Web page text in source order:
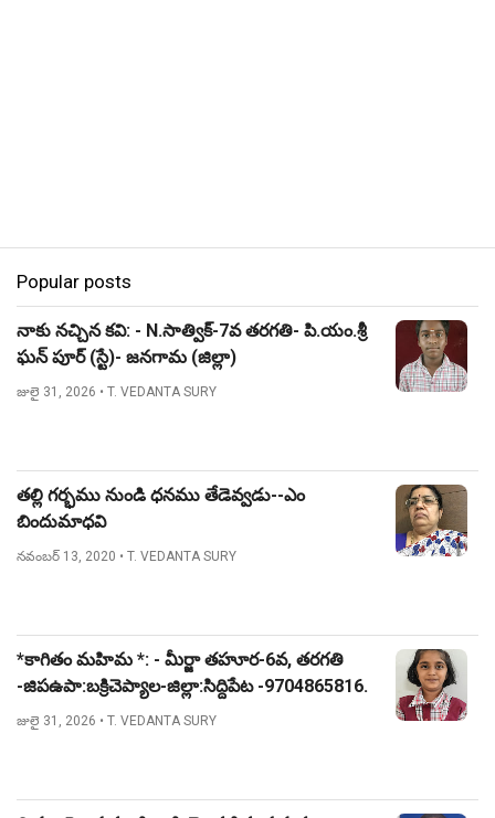
Popular posts
నాకు నచ్చిన కవి: - N.సాత్విక్-7వ తరగతి- పి.యం.శ్రీ
ఘన్ పూర్ (స్టే)- జనగామ (జిల్లా)
జులై 31, 2026 • T. VEDANTA SURY
తల్లి గర్భము నుండి ధనము తేడెవ్వడు--ఎం
బిందుమాధవి
నవంబర్ 13, 2020 • T. VEDANTA SURY
*కాగితం మహిమ *: - మీర్జా తహూర-6వ, తరగతి
-జిపఉపా:బక్రిచెప్యాల-జిల్లా:సిద్దిపేట -9704865816.
జులై 31, 2026 • T. VEDANTA SURY